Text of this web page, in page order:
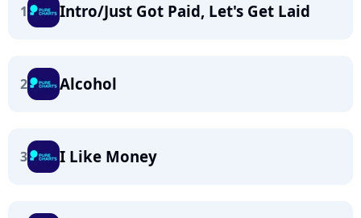
1 Intro/Just Got Paid, Let's Get Laid
2 Alcohol
3 I Like Money